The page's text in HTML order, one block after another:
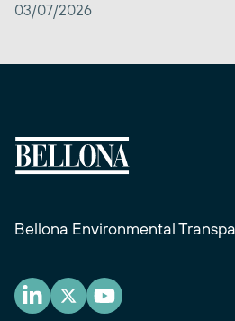
03/07/2026
Bellona Environmental